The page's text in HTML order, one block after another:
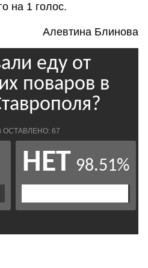
на 1 голос.
Алевтина Блинова